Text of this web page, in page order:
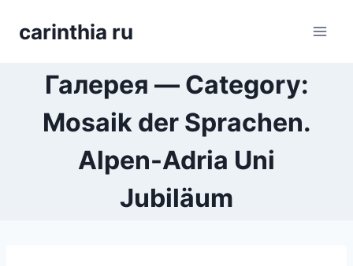
carinthia ru
Галерея — Category:
Mosaik der Sprachen.
Alpen-Adria Uni
Jubiläum